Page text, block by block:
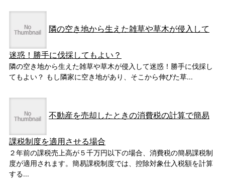
隣の空き地から生えた雑草や草木が侵入して
迷惑！勝手に伐採してもよい？
隣の空き地から生えた雑草や草木が侵入して迷惑！勝手に伐採し
てもよい？ もし隣家に空き地があり、そこから伸びた草...
不動産を売却したときの消費税の計算で簡易
課税制度を適用させる場合
２年前の課税売上高が５千万円以下の場合、消費税の簡易課税制
度が適用されます。簡易課税制度では、控除対象仕入税額を計算
する...